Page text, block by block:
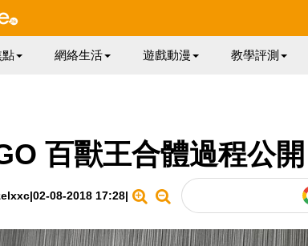
點 網絡生活 遊戲動漫 教學評測
百獸王合體過程公
|02-08-2018 17:28|